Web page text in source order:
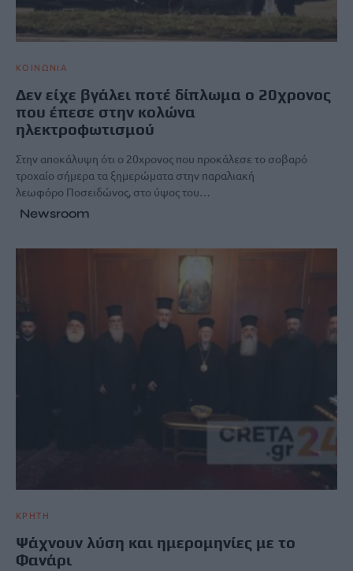
ΚΟΙΝΩΝΙΑ
Δεν είχε βγάλει ποτέ δίπλωμα ο 20χρονος
που έπεσε στην κολώνα
ηλεκτροφωτισμού
Στην αποκάλυψη ότι ο 20χρονος που προκάλεσε το σοβαρό
τροχαίο σήμερα τα ξημερώματα στην παραλιακή
λεωφόρο Ποσειδώνος, στο ύψος του…
Newsroom
ΚΡΗΤΗ
Ψάχνουν λύση και ημερομηνίες με το
Φανάρι